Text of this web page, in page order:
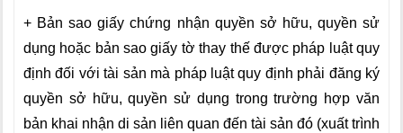
+ Bản sao giấy chứng nhận quyền sở hữu, quyền sử
dụng hoặc bản sao giấy tờ thay thế được pháp luật quy
định đối với tài sản mà pháp luật quy định phải đăng ký
quyền sở hữu, quyền sử dụng trong trường hợp văn
bản khai nhận di sản liên quan đến tài sản đó (xuất trình